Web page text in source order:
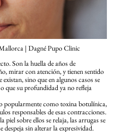
| Dagné Pupo Clinic
Son la huella de años de
mirar con atención, y tienen sentido
sino que en algunos casos se
que su profundidad ya no refleja
como toxina botulínica,
responsables de esas contracciones.
sobre ellos se relaja, las arrugas se
despeja sin alterar la expresividad.